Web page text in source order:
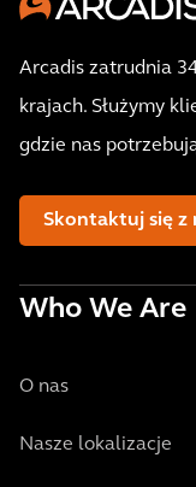
Arcadis zatrudnia
krajach. Służymy
gdzie nas
Skontaktuj się z
Who We Are
O nas
Nasze lokalizacje